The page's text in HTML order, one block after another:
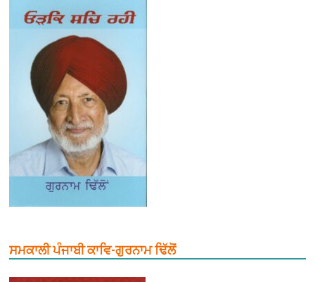
ਸਮਕਾਲੀ ਪੰਜਾਬੀ ਕਾਵਿ-ਗੁਰਨਾਮ ਢਿੱਲੋਂ